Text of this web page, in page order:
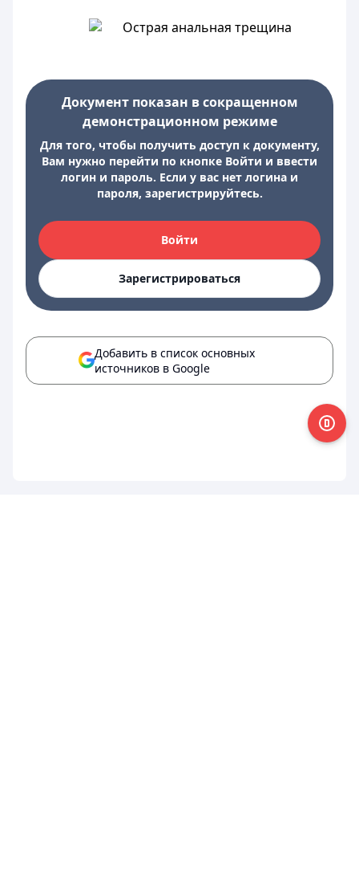
Документ показан в сокращенном
демонстрационном режиме
Для того, чтобы получить доступ к документу,
Вам нужно перейти по кнопке Войти и ввести
логин и пароль. Если у вас нет логина и
пароля, зарегистрируйтесь.
Войти
Зарегистрироваться
Добавить в список основных
источников в Google